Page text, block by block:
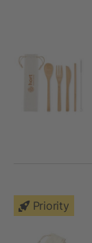
Priority